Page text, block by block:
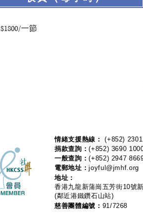
$1800/一節
情緒支援熱線：​​(+852)
捐款查詢：(+852) 3690
一般查詢：(+852) 2947
電郵地址：joyful@jmhf.org
地址：
香港九龍新蒲崗五芳街10號
(鄰近港鐵鑽石山站)
慈善團體編號： 91/7268